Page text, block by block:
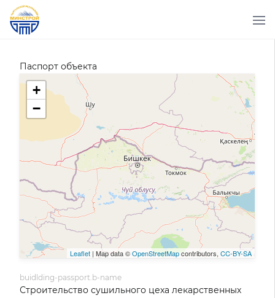
Паспорт объекта
+
−
Leaflet | Map data ©OpenStreetMapcontributors, CC-BY-SA
buidlding-passport.b-name
Строительство сушильного цеха лекарственных